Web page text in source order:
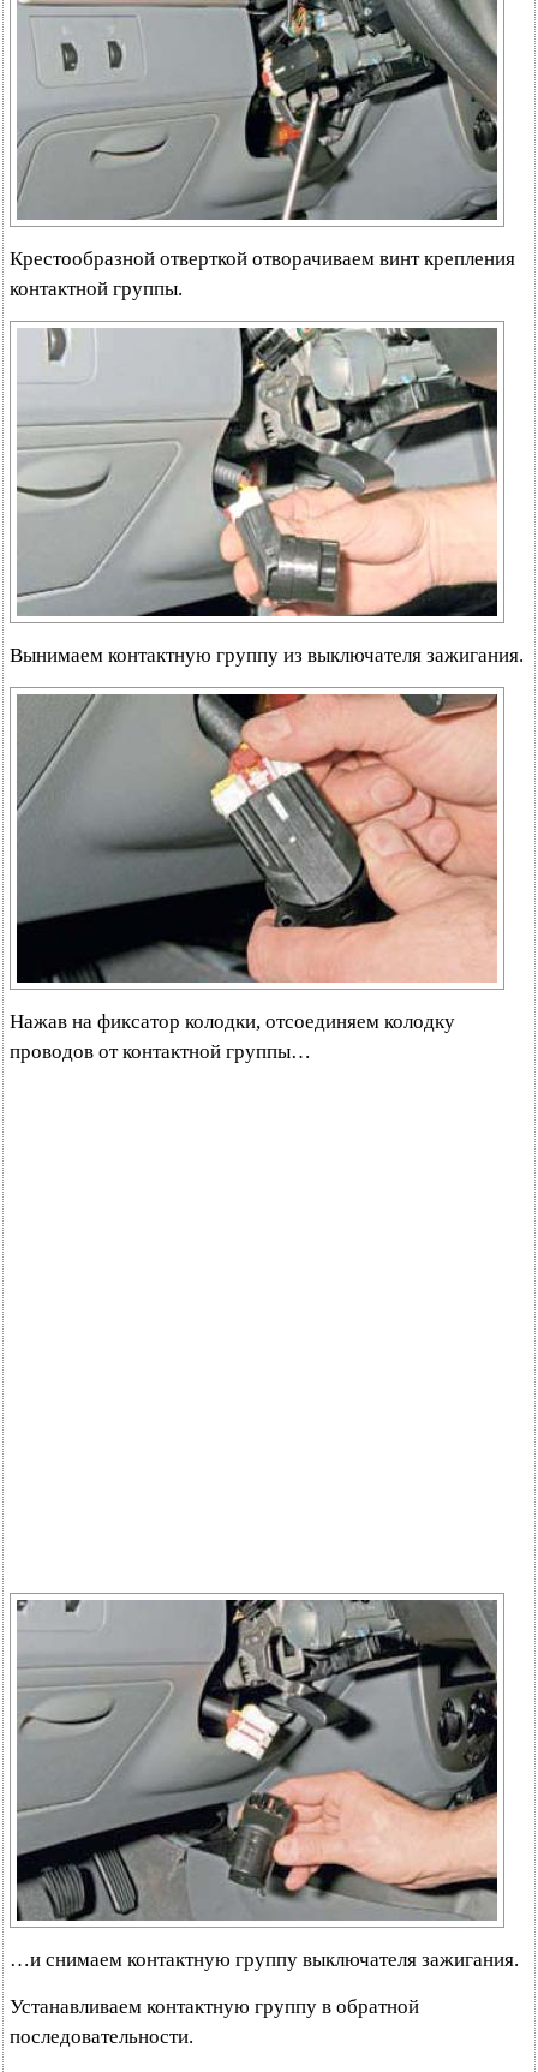
Крестообразной отверткой отворачиваем винт крепления
контактной группы.
Вынимаем контактную группу из выключателя зажигания.
Нажав на фиксатор колодки, отсоединяем колодку
проводов от контактной группы…
…и снимаем контактную группу выключателя зажигания.
Устанавливаем контактную группу в обратной
последовательности.